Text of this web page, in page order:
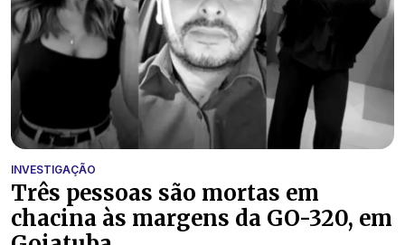
INVESTIGAÇÃO
Três pessoas são mortas em
chacina às margens da GO-320, em